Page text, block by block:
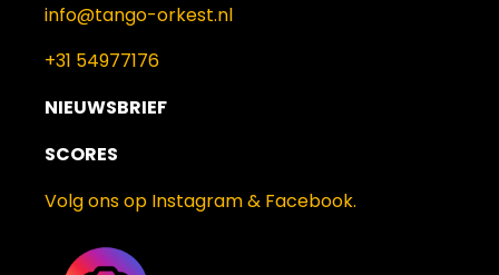
info@tango-orkest.nl
+31 54977176
NIEUWSBRIEF
SCORES
Volg ons op Instagram & Facebook.